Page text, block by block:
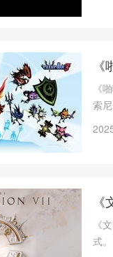
《
索
《
式